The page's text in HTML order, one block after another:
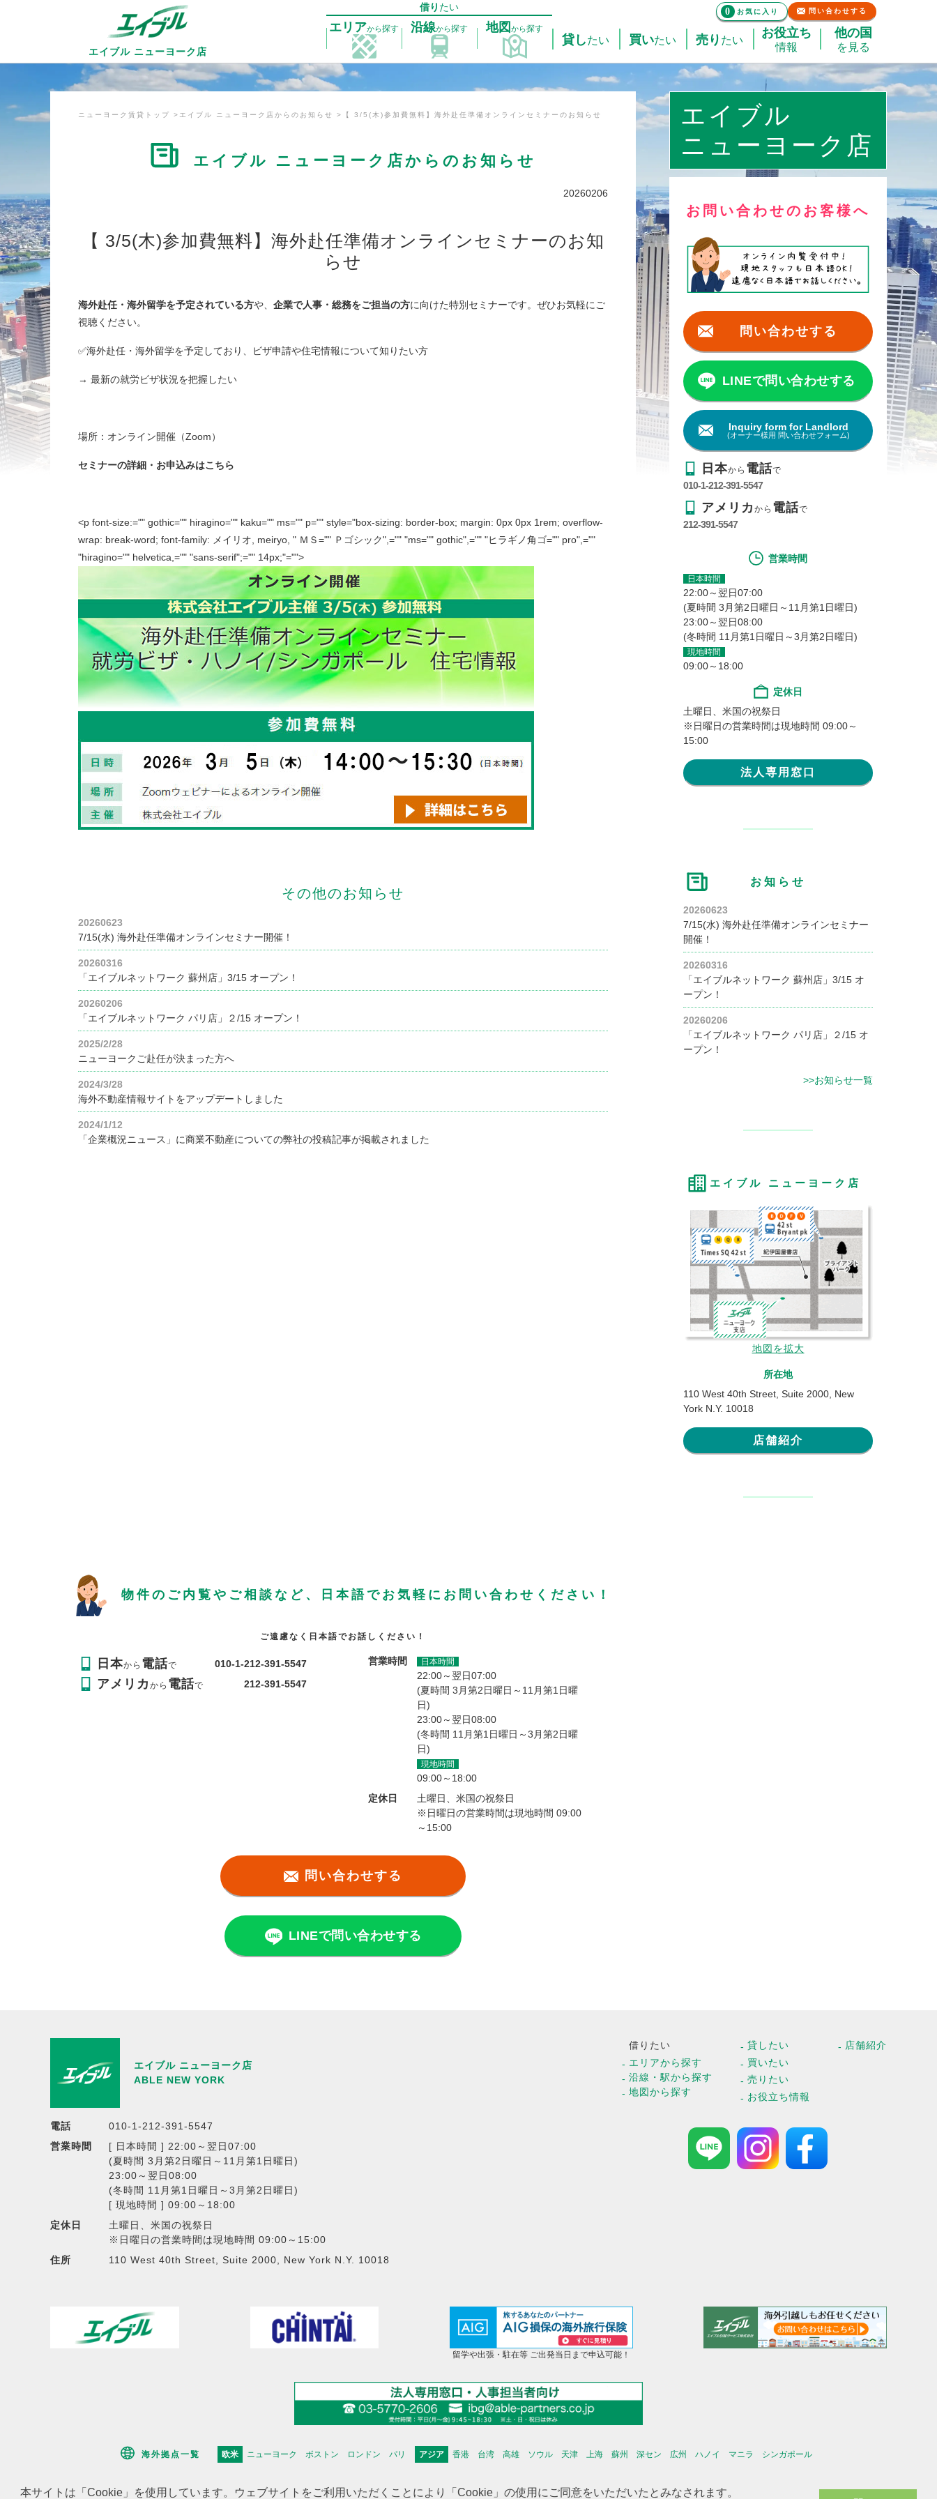
本サイトは「Cookie」を使用しています。ウェブサイトをご利用いただくことにより「Cookie」の使用にご同意をいただいたとみなされます。
エイブル ニューヨーク店
借り たい
エリアから探す 沿線から探す 地図 から探す
貸したい 買いたい 売り たい お役立ち
情報
他の国
を見る
0 お気に入り 問い合わせする
ニューヨーク賃貸トップ エイブル ニューヨーク店からのお知らせ 【 3/5(木)参加費無料】海外赴任準備オンラインセミナーのお知らせ
エイブル ニューヨーク店からのお知らせ
20260206
【 3/5(木)参加費無料】海外赴任準備オンラインセミナーのお知
らせ
海外赴任・海外留学を予定されている方や、 企業で人事・総務をご担当の方に向けた特別セミナーです。ぜひお気軽にご
視聴ください。
✅海外赴任・海外留学を予定しており、ビザ申請や住宅情報について知りたい方
→ 最新の就労ビザ状況を把握したい
場所：オンライン開催（Zoom）
セミナーの詳細・お申込みはこちら
<p font-size:="" gothic="" hiragino="" kaku="" ms="" p="" style="box-sizing: border-box; margin: 0px 0px 1rem; overflow-
wrap: break-word; font-family: メイリオ, meiryo, " ＭＳ="" Ｐゴシック",="" "ms="" gothic",="" "ヒラギノ角ゴ="" pro",=""
"hiragino="" helvetica,="" "sans-serif";="" 14px;"="">
その他のお知らせ
20260623
7/15(水) 海外赴任準備オンラインセミナー開催！
20260316
「エイブルネットワーク 蘇州店」3/15 オープン！
20260206
「エイブルネットワーク パリ店」２/15 オープン！
2025/2/28
ニューヨークご赴任が決まった方へ
2024/3/28
海外不動産情報サイトをアップデートしました
2024/1/12
「企業概況ニュース」に商業不動産についての弊社の投稿記事が掲載されました
エイブル
ニューヨーク店
お問い合わせのお客様へ
問い合わせする
LINEで問い合わせする
Inquiry form for Landlord
(オーナー様用 問い合わせフォーム)
日本から 電話で
010-1-212-391-5547
アメリカから 電話で
212-391-5547
営業時間
日本時間
22:00～翌日07:00
(夏時間 3月第2日曜日～11月第1日曜日)
23:00～翌日08:00
(冬時間 11月第1日曜日～3月第2日曜日)
現地時間
09:00～18:00
定休日
土曜日、米国の祝祭日
※日曜日の営業時間は現地時間 09:00～
15:00
法人専用窓口
お知らせ
20260623
7/15(水) 海外赴任準備オンラインセミナー
開催！
20260316
「エイブルネットワーク 蘇州店」3/15 オ
ープン！
20260206
「エイブルネットワーク パリ店」２/15 オ
ープン！
>>お知らせ一覧
エイブル ニューヨーク店
地図を拡大
所在地
110 West 40th Street, Suite 2000, New
York N.Y. 10018
店舗紹介
物件のご内覧やご相談など、日本語でお気軽にお問い合わせください！
ご遠慮なく日本語でお話しください！
日本から 電話で 010-1-212-391-5547
アメリカから 電話で 212-391-5547
営業時間 日本時間
22:00～翌日07:00
(夏時間 3月第2日曜日～11月第1日曜
日)
23:00～翌日08:00
(冬時間 11月第1日曜日～3月第2日曜
日)
現地時間
09:00～18:00
定休日
土曜日、米国の祝祭日
※日曜日の営業時間は現地時間 09:00
～15:00
問い合わせする
LINEで問い合わせする
エイブル ニューヨーク店
ABLE NEW YORK
電話
010-1-212-391-5547
営業時間
[ 日本時間 ] 22:00～翌日07:00
(夏時間 3月第2日曜日～11月第1日曜日)
23:00～翌日08:00
(冬時間 11月第1日曜日～3月第2日曜日)
[ 現地時間 ] 09:00～18:00
定休日
土曜日、米国の祝祭日
※日曜日の営業時間は現地時間 09:00～15:00
住所
110 West 40th Street, Suite 2000, New York N.Y. 10018
借りたい
エリアから探す
沿線・駅から探す
地図から探す
貸したい
買いたい
売りたい
お役立ち情報
店舗紹介
留学や出張・駐在等 ご出発当日まで申込可能！
海外拠点一覧 欧米 ニューヨーク ボストン ロンドン パリ アジア 香港 台湾 高雄 ソウル 天津 上海 蘇州 深セン 広州 ハノイ マニラ シンガポール